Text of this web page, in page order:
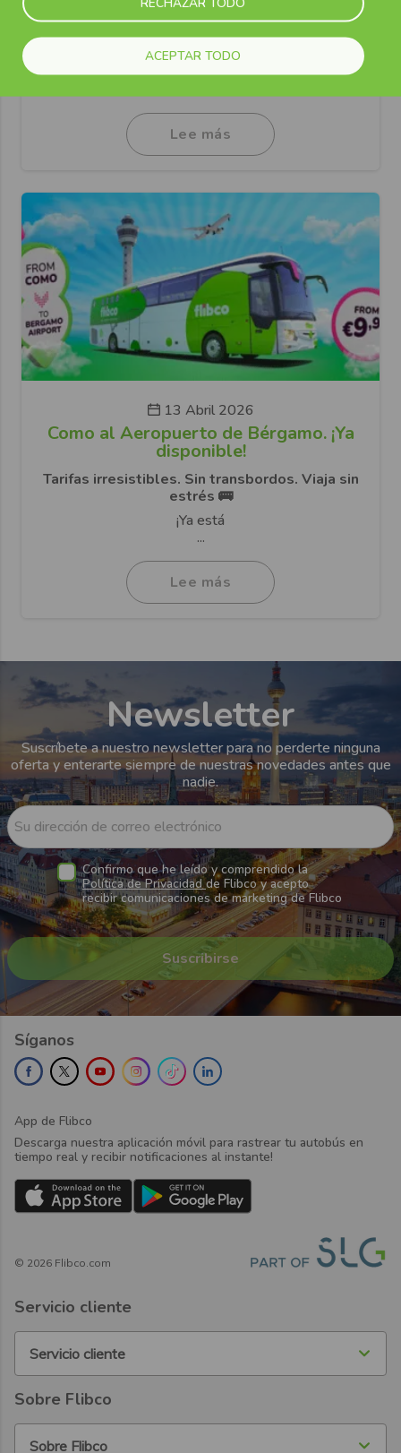
ACEPTAR TODO
¡Hoy es el gran día!
Nuestro nuevo servicio
Lee más
13 Abril 2026
Como al Aeropuerto de Bérgamo. ¡Ya
disponible!
Tarifas irresistibles. Sin transbordos. Viaja sin
estrés 🚌
¡Ya está
...
Lee más
Newsletter
Suscríbete a nuestro newsletter para no perderte ninguna
oferta y enterarte siempre de nuestras novedades antes que
nadie.
Su dirección de correo electrónico
Confirmo que he leído y comprendido la
Política de Privacidadde Flibco y acepto
recibir comunicaciones de marketing de Flibco
Síganos
App de Flibco
Descarga nuestra aplicación móvil para rastrear tu autobús en
tiempo real y recibir notificaciones al instante!
© 2026 Flibco.com
Servicio cliente
Servicio cliente
Sobre Flibco
Sobre Flibco